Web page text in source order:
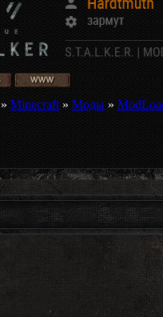
» Minecraft » Моды »